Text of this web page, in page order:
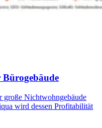
Bürogebäude
große Nichtwohngebäude
wird dessen Profitabilität